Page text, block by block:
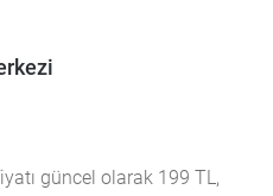
güncel olarak 199 TL,